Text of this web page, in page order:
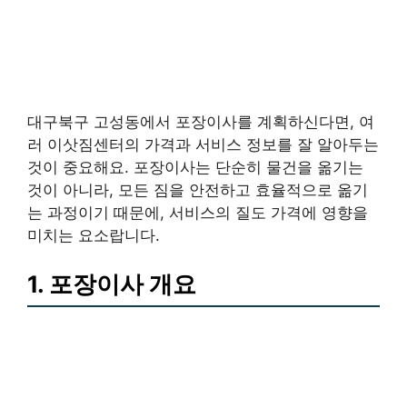
대구북구 고성동에서 포장이사를 계획하신다면, 여
러 이삿짐센터의 가격과 서비스 정보를 잘 알아두는
것이 중요해요. 포장이사는 단순히 물건을 옮기는
것이 아니라, 모든 짐을 안전하고 효율적으로 옮기
는 과정이기 때문에, 서비스의 질도 가격에 영향을
미치는 요소랍니다.
1. 포장이사 개요